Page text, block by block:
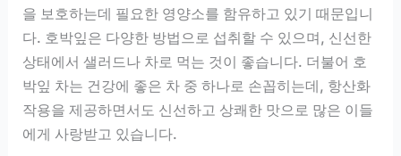
을 보호하는데 필요한 영양소를 함유하고 있기 때문입니
다. 호박잎은 다양한 방법으로 섭취할 수 있으며, 신선한
상태에서 샐러드나 차로 먹는 것이 좋습니다. 더불어 호
박잎 차는 건강에 좋은 차 중 하나로 손꼽히는데, 항산화
작용을 제공하면서도 신선하고 상쾌한 맛으로 많은 이들
에게 사랑받고 있습니다.